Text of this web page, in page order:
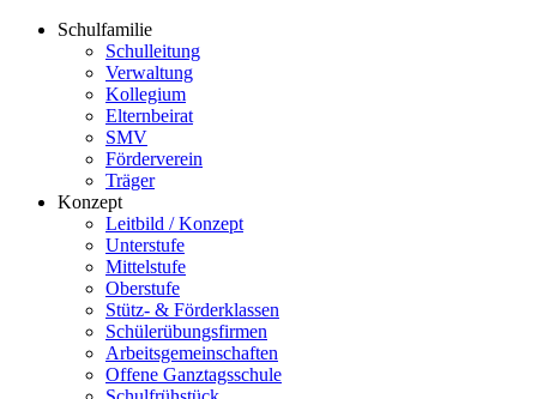
Schulfamilie
Schulleitung
Verwaltung
Kollegium
Elternbeirat
SMV
Förderverein
Träger
Konzept
Leitbild / Konzept
Unterstufe
Mittelstufe
Oberstufe
Stütz- & Förderklassen
Schülerübungsfirmen
Arbeitsgemeinschaften
Offene Ganztagsschule